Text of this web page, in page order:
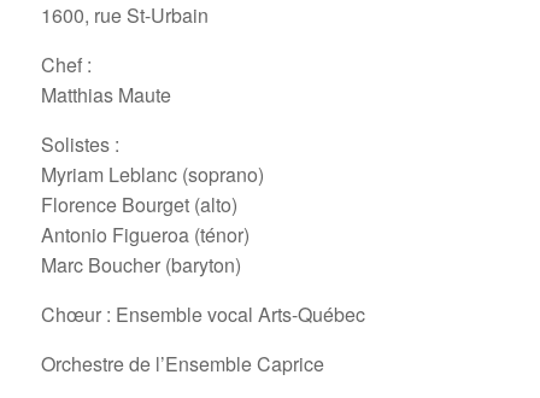
1600, rue St-Urbain
Chef :
Matthias Maute
Solistes :
Myriam Leblanc (soprano)
Florence Bourget (alto)
Antonio Figueroa (ténor)
Marc Boucher (baryton)
Chœur : Ensemble vocal Arts-Québec
Orchestre de l’Ensemble Caprice